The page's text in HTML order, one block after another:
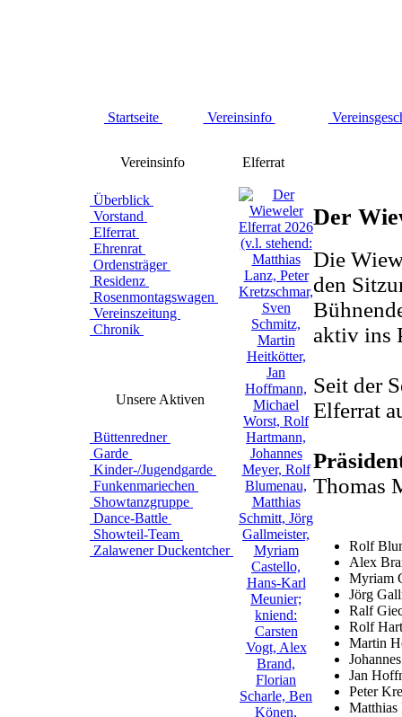
Startseite Vereinsinfo
Vereinsinfo
Überblick
Vorstand
Elferrat
Ehrenrat
Ordensträger
Residenz
Rosenmontagswagen
Vereinszeitung
Chronik
Unsere Aktiven
Büttenredner
Garde
Kinder-/Jugendgarde
Funkenmariechen
Showtanzgruppe
Dance-Battle
Showteil-Team
Zalawener Duckentcher
Elferrat
Der
Die
den
aktiv ins
Seit der
Elferrat
Thomas
Rolf
Alex
Myriam
Jörg
Ralf
Rolf
Martin
Jan
Peter
Matthias